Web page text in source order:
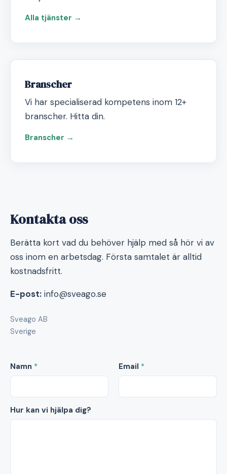
Alla tjänster →
Branscher
Vi har specialiserad kompetens inom 12+
branscher. Hitta din.
Branscher →
Kontakta oss
Berätta kort vad du behöver hjälp med så hör vi av
oss inom en arbetsdag. Första samtalet är alltid
kostnadsfritt.
E-post: info@sveago.se
Sveago AB
Sverige
Namn * Email *
Hur kan vi hjälpa dig?